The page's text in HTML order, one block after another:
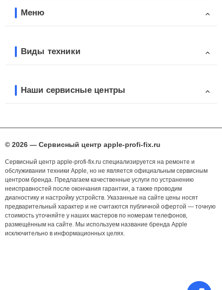
Меню
Виды техники
Наши сервисные центры
© 2026 — Сервисный центр apple-profi-fix.ru
Сервисный центр apple-profi-fix.ru специализируется на ремонте и
обслуживании техники Apple, но не является официальным сервисным
центром бренда. Предлагаем качественные услуги по устранению
неисправностей после окончания гарантии, а также проводим
диагностику и настройку устройств. Указанные на сайте цены носят
предварительный характер и не считаются публичной офертой — точную
стоимость уточняйте у наших мастеров по номерам телефонов,
размещённым на сайте. Мы используем название бренда Apple
исключительно в информационных целях.